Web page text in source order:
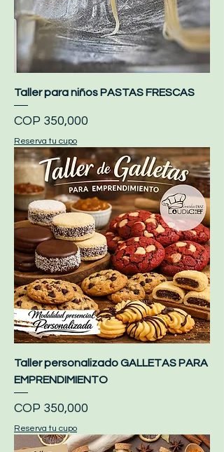
Taller para niños PASTAS FRESCAS
Price
COP 350,000
Reserva tu cupo
Taller personalizado GALLETAS PARA
EMPRENDIMIENTO
Price
COP 350,000
Reserva tu cupo